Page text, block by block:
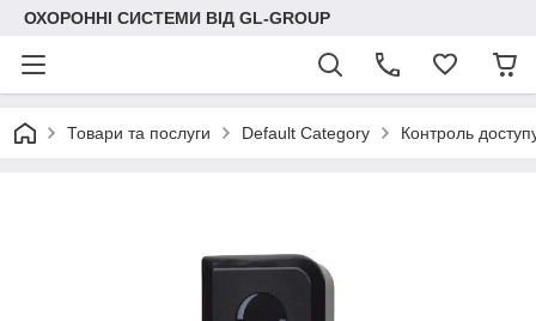
ОХОРОННІ СИСТЕМИ ВІД GL-GROUP
Товари та послуги Default Category Контроль